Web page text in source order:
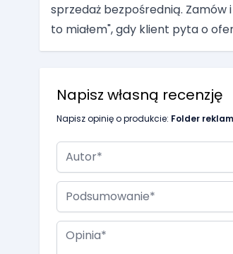
sprzedaż bezpośrednią. Zamów
to miałem", gdy klient pyta o
Napisz własną recenzję
Napisz opinię o produkcie: Folder
Autor
Podsumowanie
Opinia